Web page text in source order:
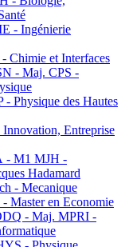
- Ingénierie
et Interfaces
- Maj. CPS -
Physique des Hautes
Entreprise
- M1 MJH -
Hadamard
- Mecanique
Master en Economie
- Maj. MPRI -